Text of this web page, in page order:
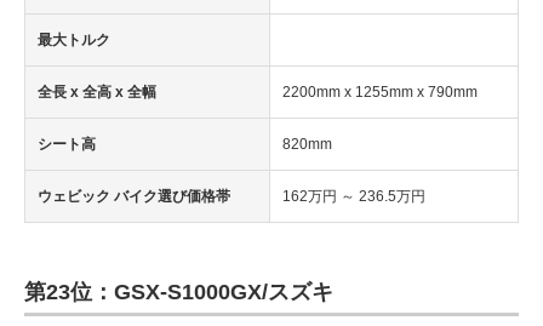
最大トルク
全長 x 全高 x 全幅 2200mm x 1255mm x 790mm
シート高 820mm
ウェビック バイク選び価格帯 162万円 ～ 236.5万円
第23位：GSX-S1000GX/スズキ